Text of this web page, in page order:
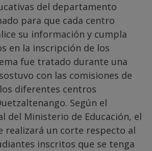
del departamento
para que cada centro
su información y cumpla
en la inscripción de los
fue tratado durante una
con las comisiones de
diferentes centros
Según el
del Ministerio de Educación, el
realizará un corte respecto al
inscritos que se tenga